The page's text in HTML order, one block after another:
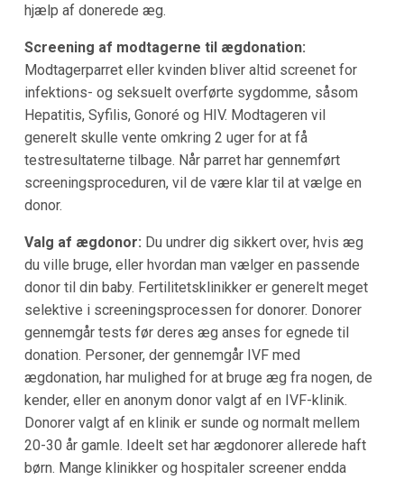
hjælp af donerede æg.
Screening af modtagerne til ægdonation:
Modtagerparret eller kvinden bliver altid screenet for
infektions- og seksuelt overførte sygdomme, såsom
Hepatitis, Syfilis, Gonoré og HIV. Modtageren vil
generelt skulle vente omkring 2 uger for at få
testresultaterne tilbage. Når parret har gennemført
screeningsproceduren, vil de være klar til at vælge en
donor.
Valg af ægdonor: Du undrer dig sikkert over, hvis æg
du ville bruge, eller hvordan man vælger en passende
donor til din baby. Fertilitetsklinikker er generelt meget
selektive i screeningsprocessen for donorer. Donorer
gennemgår tests før deres æg anses for egnede til
donation. Personer, der gennemgår IVF med
ægdonation, har mulighed for at bruge æg fra nogen, de
kender, eller en anonym donor valgt af en IVF-klinik.
Donorer valgt af en klinik er sunde og normalt mellem
20-30 år gamle. Ideelt set har ægdonorer allerede haft
børn. Mange klinikker og hospitaler screener endda